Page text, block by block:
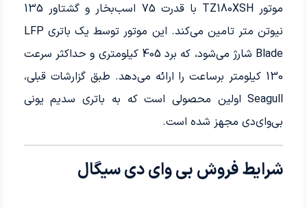
موتور TZ180XSH با قدرت 75 اسب‌بخار و گشتاور 135
نیوتن متر تامین می‌کند. این موتور توسط یک باتری LFP
Blade شارژ می‌شود، که برد 405 کیلومتری و حداکثر سرعت
130 کیلومتر برساعت را ارائه می‌دهد. طبق گزارشات قبلی،
Seagull اولین محصولی است که به باتری سدیم یونی
بی‌وای‌دی مجهز شده است.
شرایط فروش بی وای دی سیگال